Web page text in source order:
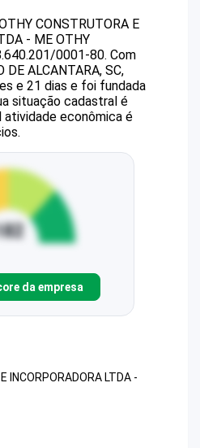
CONSTRUTORA E
- ME OTHY
0001-80. Com
DE ALCANTARA, SC,
e 21 dias e foi fundada
situação cadastral é
atividade econômica é
da empresa
INCORPORADORA LTDA -